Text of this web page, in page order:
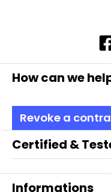
How can we
Revoke a
Certified &
Informations